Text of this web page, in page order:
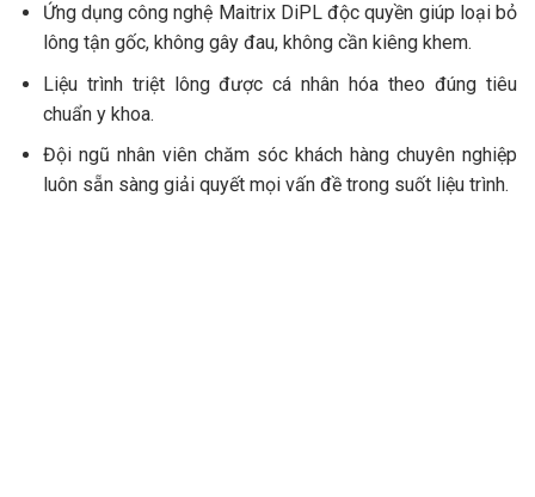
Ứng dụng công nghệ Maitrix DiPL độc quyền giúp loại bỏ
lông tận gốc, không gây đau, không cần kiêng khem.
Liệu trình triệt lông được cá nhân hóa theo đúng tiêu
chuẩn y khoa.
Đội ngũ nhân viên chăm sóc khách hàng chuyên nghiệp
luôn sẵn sàng giải quyết mọi vấn đề trong suốt liệu trình.